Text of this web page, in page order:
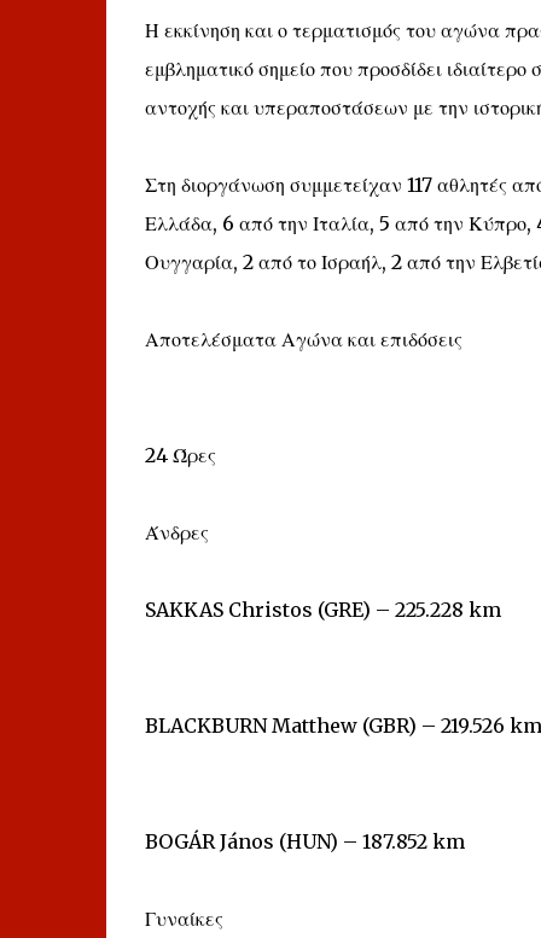
Η εκκίνηση και ο τερματισμός του αγώνα
εμβληματικό σημείο που προσδίδει
αντοχής και υπεραποστάσεων με την
Στη διοργάνωση συμμετείχαν 117 αθλητές
Ελλάδα, 6 από την Ιταλία, 5 από την
Ουγγαρία, 2 από το Ισραήλ, 2 από την
Αποτελέσματα Αγώνα και επιδόσεις
24 Ώρες
Άνδρες
SAKKAS Christos (GRE) – 225.228 km
BLACKBURN Matthew (GBR) – 219.526 km
BOGÁR János (HUN) – 187.852 km
Γυναίκες